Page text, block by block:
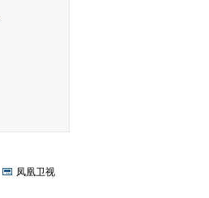
凤凰卫视